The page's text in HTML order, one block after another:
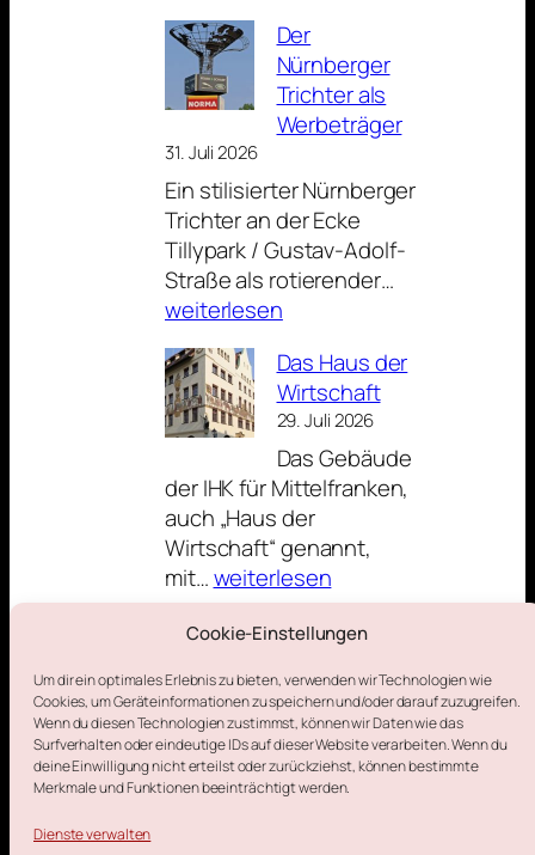
Cookie-Einstellungen
Um dir ein optimales Erlebnis zu bieten, verwenden wir Technologien wie
Cookies, um Geräteinformationen zu speichern und/oder darauf zuzugreifen.
Wenn du diesen Technologien zustimmst, können wir Daten wie das
Surfverhalten oder eindeutige IDs auf dieser Website verarbeiten. Wenn du
deine Einwilligung nicht erteilst oder zurückziehst, können bestimmte
Merkmale und Funktionen beeinträchtigt werden.
Dienste verwalten
zum
Sonntag:
Über
dem
der
Lorenzkirche
Der
Nürnberger
Trichter als
Werbeträger
31. Juli 2026
Ein stilisierter Nürnberger
Trichter an der Ecke
Tillypark / Gustav-Adolf-
Straße als rotierender…
als
weiterlesen
Das Haus der
Wirtschaft
29. Juli 2026
Das Gebäude
der IHK für Mittelfranken,
auch „Haus der
Wirtschaft“ genannt,
mit…Das
Haus
der
weiterlesen